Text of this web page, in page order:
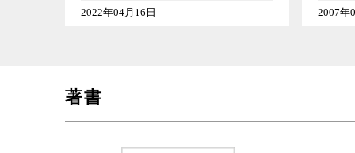
2022年04月16日 2007年
著書